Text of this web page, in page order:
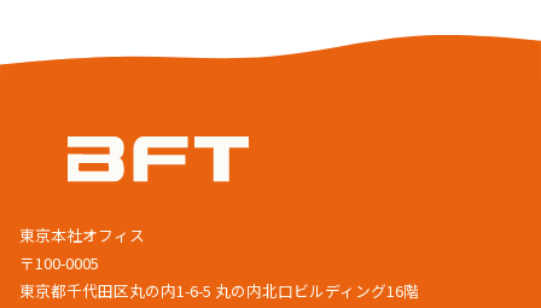
東京本社オフィス
〒100-0005
東京都千代田区丸の内1-6-5 丸の内北口ビルディング16階